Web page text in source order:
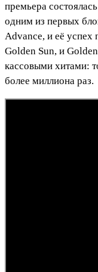
премьера
одним из первых
Advance, и её успех
Golden Sun, и
кассовыми хитами:
более миллиона раз.